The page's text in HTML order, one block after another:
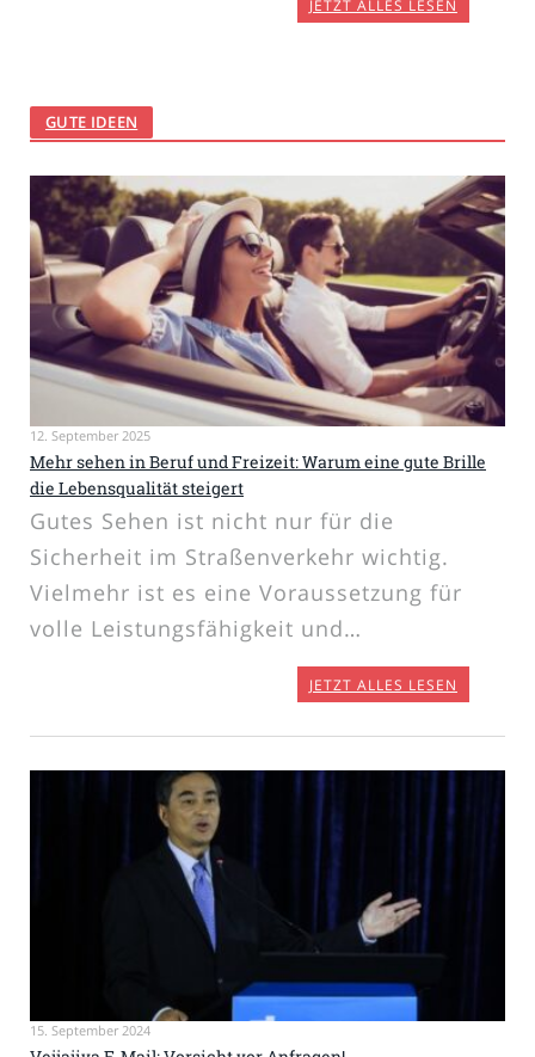
JETZT ALLES LESEN
GUTE IDEEN
12. September 2025
Mehr sehen in Beruf und Freizeit: Warum eine gute Brille
die Lebensqualität steigert
Gutes Sehen ist nicht nur für die
Sicherheit im Straßenverkehr wichtig.
Vielmehr ist es eine Voraussetzung für
volle Leistungsfähigkeit und…
JETZT ALLES LESEN
15. September 2024